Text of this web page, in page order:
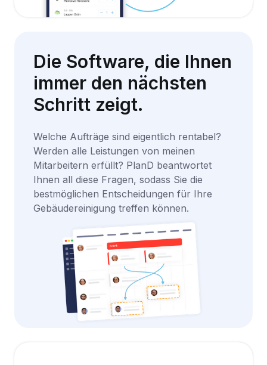
Die Software, die Ihnen
immer den nächsten
Schritt zeigt.
Welche Aufträge sind eigentlich rentabel?
Werden alle Leistungen von meinen
Mitarbeitern erfüllt? PlanD beantwortet
Ihnen all diese Fragen, sodass Sie die
bestmöglichen Entscheidungen für Ihre
Gebäudereinigung treffen können.